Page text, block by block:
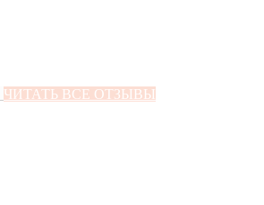
ЧИТАТЬ ВСЕ ОТЗЫВЫ